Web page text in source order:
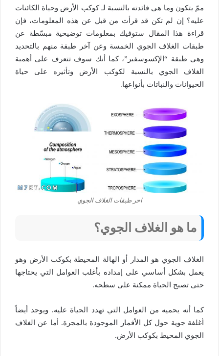
ممّ يتكون وما هي فائدته بالنسبة لـ كوكب الأرض وحياة الكائنات
عليه؟ إن لم تكن قد قرأت من قبل عن هذه المعلومات، فإن
قراءة هذا المقال ستوفيك بمعلومات توضيحية مبسّطة عن
طبقات الغلاف الجوي الخمسة وعن آخر طبقة منهم بالتحديد
وهي طبقة “الإكسوسفير”، كما أنك سوف تتعرف على أهمية
الغلاف الجوي بالنسبة لكوكب الأرض وتأثيره على حياة
الحيوانات والنباتات بأنواعها.
اخر طبقات الغلاف الجوي
ما هو الغلاف الجوي؟
الغلاف الجوي هو المدار أو الهالة المحيطة بكوكب الأرض وهو
يعمل بشكل أساسي على إمداده بأغلب العوامل التي يحتاجها
حتى تصبح الحياة ممكنة على سطحه.
كما أنه يحميه من العوامل التي تهدد الحياة عليه. ويوجد أيضاً
أغلفة جوية حول كل الأقمار الموجودة بالمجرة. أما عن الغلاف
الجوي المحيط بكوكب الأرض.